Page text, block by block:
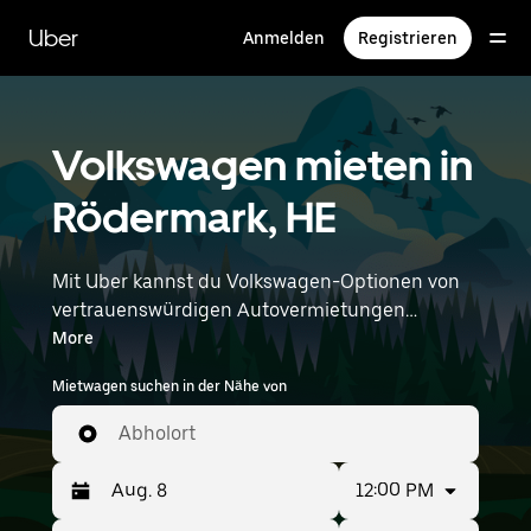
zum
Hauptinhalt
Uber Anmelden Registrieren
Volkswagen mieten in
Rödermark, HE
Mit Uber kannst du Volkswagen-Optionen von
vertrauenswürdigen Autovermietungen
durchstöbern. Finde den richtigen Leihwagen
von Volkswagen für Besorgungen, Roadtrips
oder tägliche Fahrten. Egal, ob du Preis, Größe
oder Stil priorisierst: Hier findest du Optionen,
die deinen Wünschen entsprechen. Gib deine
Zeit- und Standortangaben (z. B. Frankfurt
Airport) ein, um Volkswagen-Vermietungen in
More
Mietwagen suchen in der Nähe von
Abholort
12:00 PM